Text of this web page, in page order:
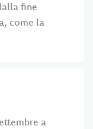
fine
come la
a